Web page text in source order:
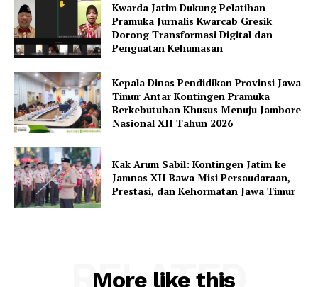
Kwarda Jatim Dukung Pelatihan
Pramuka Jurnalis Kwarcab Gresik
Dorong Transformasi Digital dan
Penguatan Kehumasan
Kepala Dinas Pendidikan Provinsi Jawa
Timur Antar Kontingen Pramuka
Berkebutuhan Khusus Menuju Jambore
Nasional XII Tahun 2026
Kak Arum Sabil: Kontingen Jatim ke
Jamnas XII Bawa Misi Persaudaraan,
Prestasi, dan Kehormatan Jawa Timur
More like this